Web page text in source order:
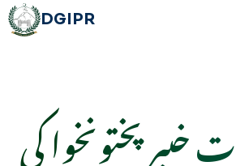
DGIPR
خیبر پختونخوا کی